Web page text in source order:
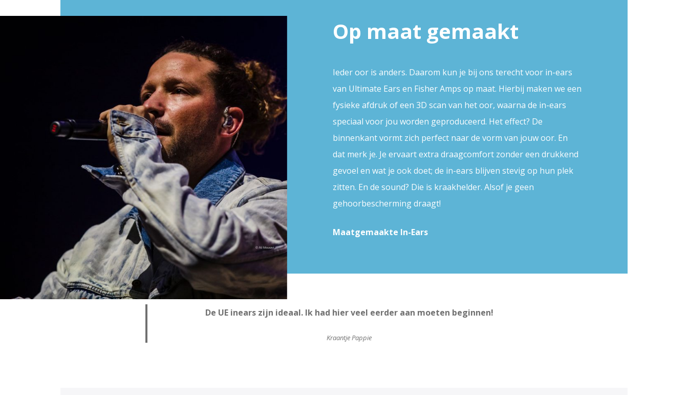
Op maat gemaakt
Ieder oor is anders. Daarom kun je bij ons terecht voor in-ears
van Ultimate Ears en Fisher Amps op maat. Hierbij maken we een
fysieke afdruk of een 3D scan van het oor, waarna de in-ears
speciaal voor jou worden geproduceerd. Het effect? De
binnenkant vormt zich perfect naar de vorm van jouw oor. En
dat merk je. Je ervaart extra draagcomfort zonder een drukkend
gevoel en wat je ook doet; de in-ears blijven stevig op hun plek
zitten. En de sound? Die is kraakhelder. Alsof je geen
gehoorbescherming draagt!
Maatgemaakte In-Ears
De UE inears zijn ideaal. Ik had hier veel eerder aan moeten beginnen!
Kraantje Pappie